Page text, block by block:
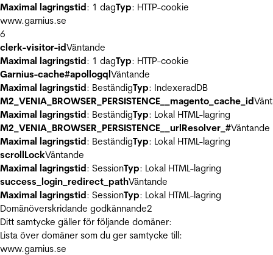
Maximal lagringstid: 1 dagTyp: HTTP-cookie
www.garnius.se
6
clerk-visitor-idVäntande
Maximal lagringstid: 1 dagTyp: HTTP-cookie
Garnius-cache#apollogqlVäntande
Maximal lagringstid: BeständigTyp: IndexeradDB
M2_VENIA_BROWSER_PERSISTENCE__magento_cache_id
Maximal lagringstid: BeständigTyp: Lokal HTML-lagring
M2_VENIA_BROWSER_PERSISTENCE__urlResolver_#Väntande
Maximal lagringstid: BeständigTyp: Lokal HTML-lagring
scrollLockVäntande
Maximal lagringstid: SessionTyp: Lokal HTML-lagring
success_login_redirect_pathVäntande
Maximal lagringstid: SessionTyp: Lokal HTML-lagring
Domänöverskridande godkännande2
Ditt samtycke gäller för följande domäner:
Lista över domäner som du ger samtycke till:
www.garnius.se